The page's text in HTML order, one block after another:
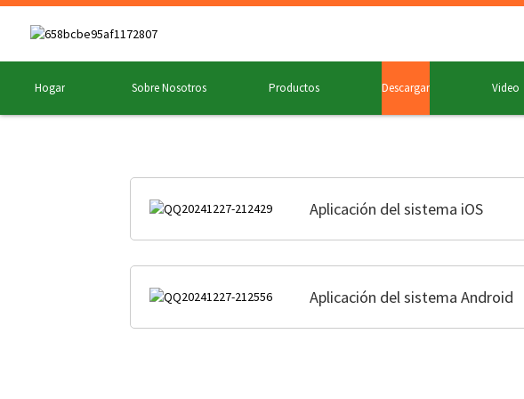
Hogar Sobre Nosotros Productos Descargar Video
Aplicación del sistema iOS
Aplicación del sistema Android